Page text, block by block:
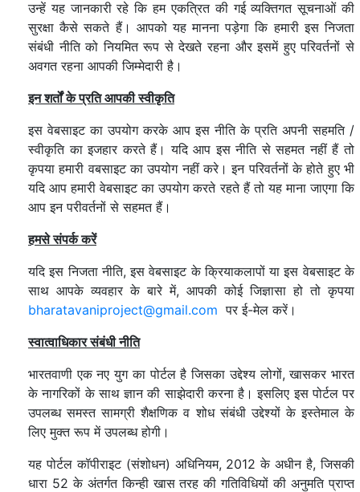
उन्हें यह जानकारी रहे कि हम एकत्रित की गई व्यक्तिगत सूचनाओं की
सुरक्षा कैसे सकते हैं। आपको यह मानना पड़ेगा कि हमारी इस निजता
संबंधी नीति को नियमित रूप से देखते रहना और इसमें हुए परिवर्तनों से
अवगत रहना आपकी जिम्मेदारी है।
इन शर्तों के प्रति आपकी स्वीकृति
इस वेबसाइट का उपयोग करके आप इस नीति के प्रति अपनी सहमति /
स्वीकृति का इजहार करते हैं। यदि आप इस नीति से सहमत नहीं हैं तो
कृपया हमारी वबसाइट का उपयोग नहीं करे। इन परिवर्तनों के होते हुए भी
यदि आप हमारी वेबसाइट का उपयोग करते रहते हैं तो यह माना जाएगा कि
आप इन परीवर्तनों से सहमत हैं।
हमसे संपर्क करें
यदि इस निजता नीति, इस वेबसाइट के क्रियाकलापों या इस वेबसाइट के
साथ आपके व्यवहार के बारे में, आपकी कोई जिज्ञासा हो तो कृपया
bharatavaniproject@gmail.com पर ई-मेल करें।
स्वात्वाधिकार संबंधी नीति
भारतवाणी एक नए युग का पोर्टल है जिसका उद्देश्य लोगों, खासकर भारत
के नागरिकों के साथ ज्ञान की साझेदारी करना है। इसलिए इस पोर्टल पर
उपलब्ध समस्त सामग्री शैक्षणिक व शोध संबंधी उद्देश्यों के इस्तेमाल के
लिए मुक्त रूप में उपलब्ध होगी।
यह पोर्टल कॉपीराइट (संशोधन) अधिनियम, 2012 के अधीन है, जिसकी
धारा 52 के अंतर्गत किन्ही खास तरह की गतिविधियों की अनुमति प्राप्त